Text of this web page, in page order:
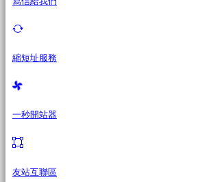
縮短址服務
一秒開站器
友站互聯區